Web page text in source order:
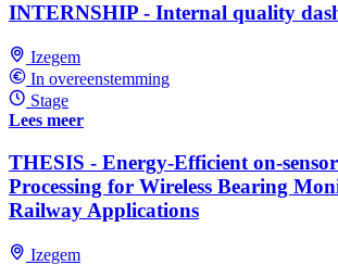
INTERNSHIP - Internal quality
Izegem
In overeenstemming
Stage
Lees meer
THESIS - Energy-Efficient on-
Processing for Wireless Bearing
Railway Applications
Izegem